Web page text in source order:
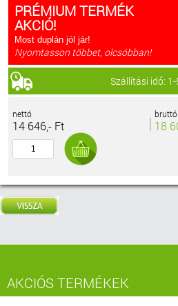
PRÉMIUM TERMÉK
AKCIÓ!
Most duplán jól jár!
Nyomtasson többet, olcsóbban!
Szállítási idő:
nettó
14 646,- Ft
bruttó
18
AKCIÓS TERMÉKEK